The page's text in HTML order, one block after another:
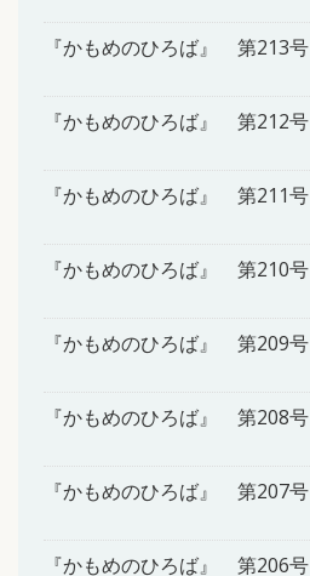
『かもめのひろば』 第213号
『かもめのひろば』 第212号
『かもめのひろば』 第211号
『かもめのひろば』 第210号
『かもめのひろば』 第209号
『かもめのひろば』 第208号
『かもめのひろば』 第207号
『かもめのひろば』 第206号